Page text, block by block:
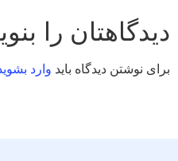
دیدگاهتان را
برای نوشتن دیدگاه باید وارد